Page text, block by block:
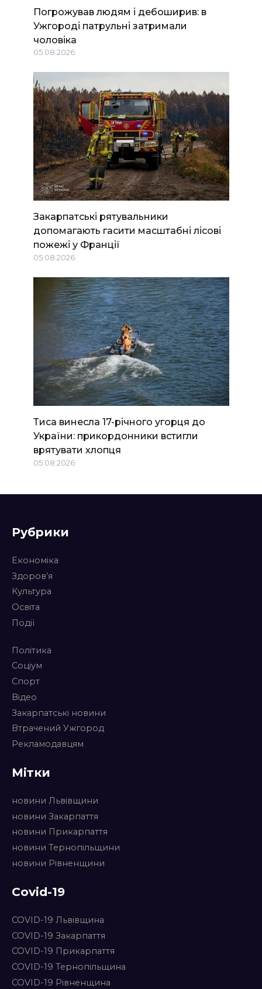
Погрожував людям і дебоширив: в
Ужгороді патрульні затримали
чоловіка
05.08.2026
Закарпатські рятувальники
допомагають гасити масштабні лісові
пожежі у Франції
05.08.2026
Тиса винесла 17-річного угорця до
України: прикордонники встигли
врятувати хлопця
05.08.2026
Рубрики
Економіка
Здоров’я
Культура
Освіта
Події
Політика
Соціум
Спорт
Відео
Закарпатські новини
Втрачений Ужгород
Рекламодавцям
Мітки
новини Львівщини
новини Закарпаття
новини Прикарпаття
новини Тернопільщини
новини Рівненщини
Covid-19
COVID-19 Львівщина
COVID-19 Закарпаття
COVID-19 Прикарпаття
COVID-19 Тернопільщина
COVID-19 Рівненщина